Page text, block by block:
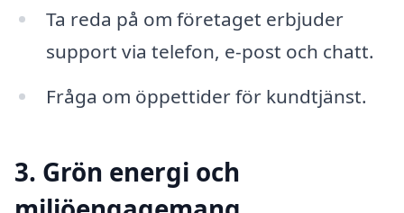
Ta reda på om företaget erbjuder
support via telefon, e-post och chatt.
Fråga om öppettider för kundtjänst.
3. Grön energi och